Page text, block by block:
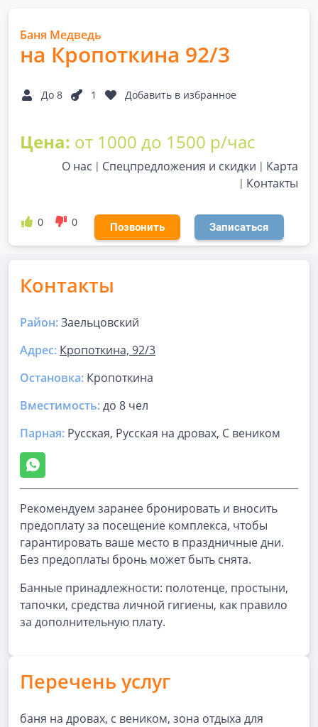
Баня Медведь
на Кропоткина 92/3
До 8 1 Добавить в избранное
Цена: от 1000 до 1500 р/час
О нас Спецпредложения и скидки
Карта
Контакты
0 0 Позвонить Записаться
Контакты
Район:Заельцовский
Адрес: Кропоткина, 92/3
Остановка: Кропоткина
Вместимость:до 8 чел
Парная: Русская, Русская на дровах, С веником
Рекомендуем заранее бронировать и вносить
предоплату за посещение комплекса, чтобы
гарантировать ваше место в праздничные дни.
Без предоплаты бронь может быть снята.
Банные принадлежности: полотенце, простыни,
тапочки, средства личной гигиены, как правило
за дополнительную плату.
Перечень услуг
баня на дровах, с веником, зона отдыха для